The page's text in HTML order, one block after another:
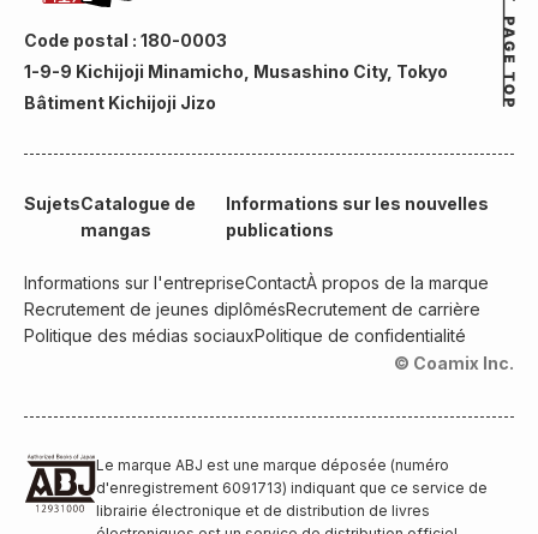
Code postal : 180-0003
1-9-9 Kichijoji Minamicho, Musashino City, Tokyo
Bâtiment Kichijoji Jizo
SujetsCatalogue de
mangas
Informations sur les nouvelles
publications
Informations sur l'entrepriseContactÀ propos de la marque
Recrutement de jeunes diplômésRecrutement de carrière
Politique des médias sociauxPolitique de confidentialité
© Coamix Inc.
Le marque ABJ est une marque déposée (numéro
d'enregistrement 6091713) indiquant que ce service de
librairie électronique et de distribution de livres